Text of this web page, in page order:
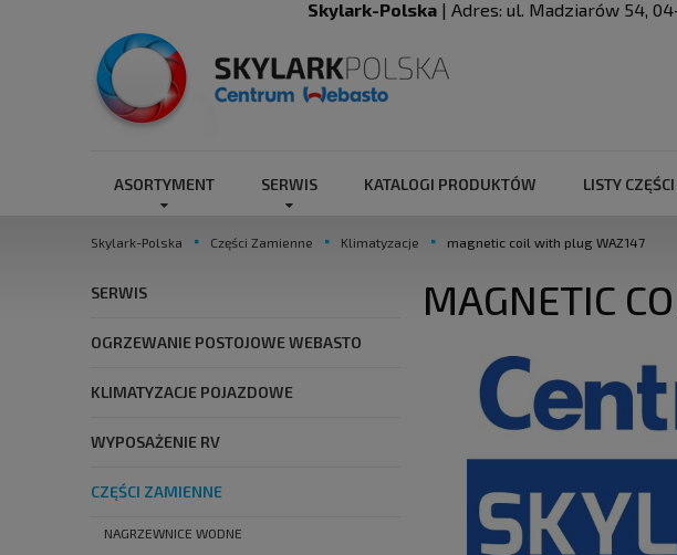
Skylark-Polska| Adres: ul. Madziarów 54,
ASORTYMENT SERWIS KATALOGI PRODUKTÓW LISTY
Skylark-Polska Części Zamienne Klimatyzacje magnetic coil with plug WAZ147
SERWIS
OGRZEWANIE POSTOJOWE WEBASTO
KLIMATYZACJE POJAZDOWE
WYPOSAŻENIE RV
CZĘŚCI ZAMIENNE
NAGRZEWNICE WODNE
MAGNETIC